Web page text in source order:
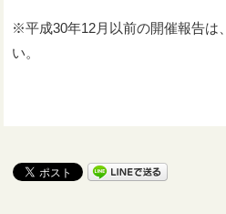
※平成30年12月以前の開催報告は、
い。